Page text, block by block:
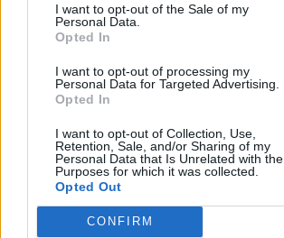
I want to opt-out of the Sale of my
Personal Data.
Opted In
I want to opt-out of processing my
Personal Data for Targeted Advertising.
Opted In
I want to opt-out of Collection, Use,
Retention, Sale, and/or Sharing of my
Personal Data that Is Unrelated with the
Purposes for which it was collected.
Opted Out
CONFIRM